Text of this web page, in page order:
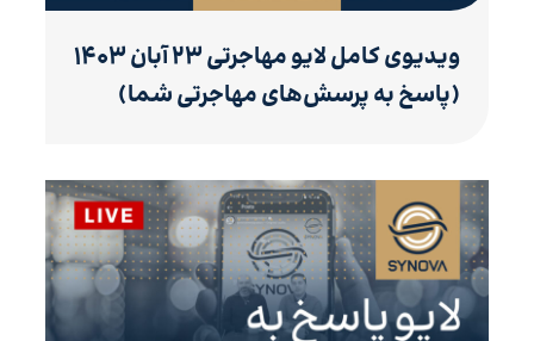
ویدیوی کامل لایو مهاجرتی ۲۳ آبان ۱۴۰۳
(پاسخ به پرسش‌های مهاجرتی شما)